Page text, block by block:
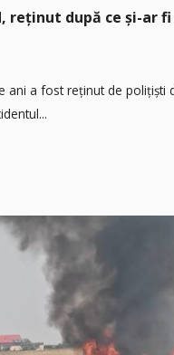
reținut după ce și-ar
ani a fost reținut de polițiști